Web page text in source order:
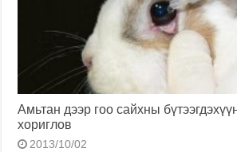
Амьтан дээр гоо сайхны
хориглов
2013/10/02